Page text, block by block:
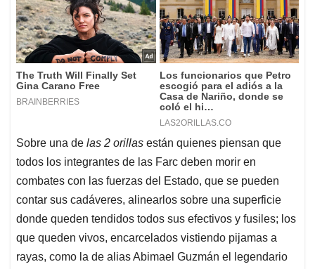
Sobre una de las 2 orillas están quienes piensan que
todos los integrantes de las Farc deben morir en
combates con las fuerzas del Estado, que se pueden
contar sus cadáveres, alinearlos sobre una superficie
donde queden tendidos todos sus efectivos y fusiles; los
que queden vivos, encarcelados vistiendo pijamas a
rayas, como la de alias Abimael Guzmán el legendario